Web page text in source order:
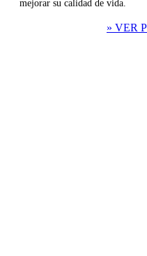
mejorar su calidad de vida.
» VER